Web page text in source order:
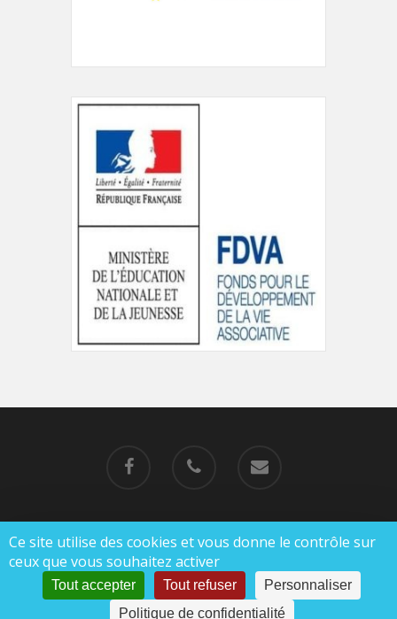
© 2019-2023 MJC de Charlieu |Mentions légales
|Politique de confidentialité
Ce site utilise des cookies et vous donne le contrôle sur
ceux que vous souhaitez activer
Tout accepter Tout refuser
Personnaliser
Politique de confidentialité